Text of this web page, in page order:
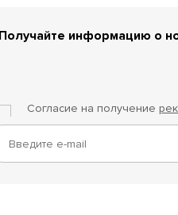
Получайте информацию о
Согласие на получение